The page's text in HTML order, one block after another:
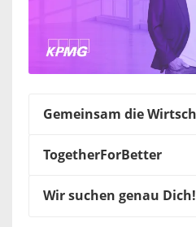
TogetherForBetter
Wir suchen genau Dich!